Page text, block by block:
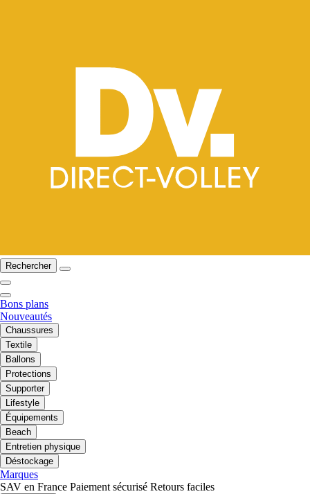
Rechercher
Bons plans
Nouveautés
Chaussures
Textile
Ballons
Protections
Supporter
Lifestyle
Équipements
Beach
Entretien physique
Déstockage
Marques
SAV en France Paiement sécurisé Retours faciles